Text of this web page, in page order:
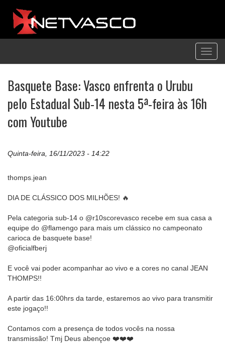
Basquete Base: Vasco enfrenta o Urubu
pelo Estadual Sub-14 nesta 5ª-feira às 16h
com Youtube
Quinta-feira, 16/11/2023 - 14:22
thomps.jean
DIA DE CLÁSSICO DOS MILHÕES! 🔥
Pela categoria sub-14 o @r10scorevasco recebe em sua casa a
equipe do @flamengo para mais um clássico no campeonato
carioca de basquete base!
@oficialfberj
E você vai poder acompanhar ao vivo e a cores no canal JEAN
THOMPS!!
A partir das 16:00hrs da tarde, estaremos ao vivo para transmitir
este jogaço!!
Contamos com a presença de todos vocês na nossa
transmissão! Tmj Deus abençoe ❤️❤️❤️